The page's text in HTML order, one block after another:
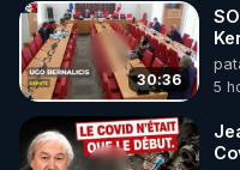
Toutes les vidéos
http://rgnr.li/odysee
🌱 LES STAGES EN
30:36
5